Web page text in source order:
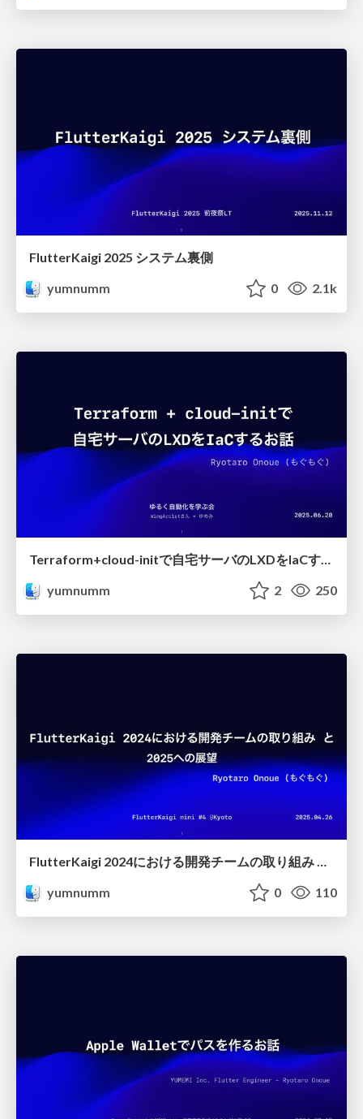
FlutterKaigi 2025 システム裏側
yumnumm
0 2.1k
Terraform+cloud-initで自宅サーバのLXDをIaCするお話
yumnumm
2 250
FlutterKaigi 2024における開発チームの取り組み と 2025への展望
yumnumm
0 110